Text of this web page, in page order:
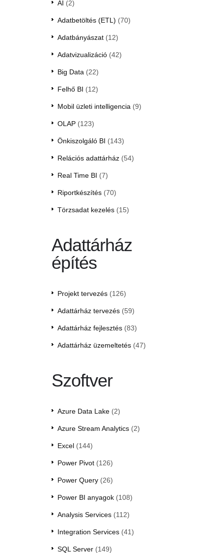
AI (2)
Adatbetöltés (ETL) (70)
Adatbányászat(12)
Adatvizualizáció(42)
Big Data (22)
Felhő BI (12)
Mobil üzleti intelligencia (9)
OLAP(123)
Önkiszolgáló BI (143)
Relációs adattárház(54)
Real Time BI (7)
Riportkészítés(70)
Törzsadat kezelés(15)
Adattárház
építés
Projekt tervezés(126)
Adattárház tervezés(59)
Adattárház fejlesztés(83)
Adattárház üzemeltetés(47)
Szoftver
Azure Data Lake(2)
Azure Stream Analytics(2)
Excel(144)
Power Pivot(126)
Power Query(26)
Power BI anyagok(108)
Analysis Services(112)
Integration Services(41)
SQL Server(149)